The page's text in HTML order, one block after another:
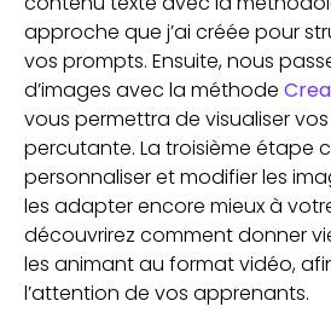
approche que j’ai créée pour
vos prompts. Ensuite, nous
d’images avec la méthode
vous permettra de visualiser
percutante. La troisième étape
personnaliser et modifier les
les adapter encore mieux à
découvrirez comment donner
les animant au format vidéo,
l’attention de vos apprenants.